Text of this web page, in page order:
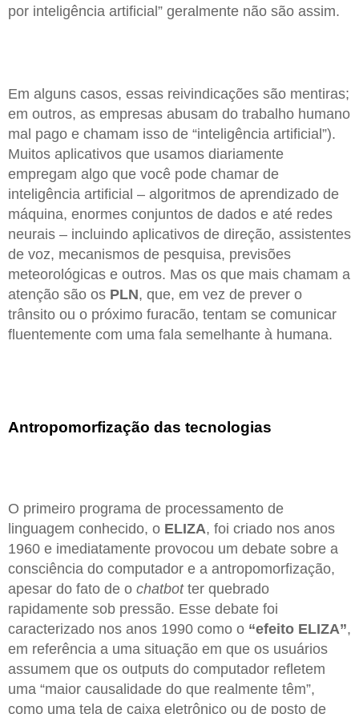
por inteligência artificial” geralmente não são assim.
Em alguns casos, essas reivindicações são mentiras;
em outros, as empresas abusam do trabalho humano
mal pago e chamam isso de “inteligência artificial”).
Muitos aplicativos que usamos diariamente
empregam algo que você pode chamar de
inteligência artificial – algoritmos de aprendizado de
máquina, enormes conjuntos de dados e até redes
neurais – incluindo aplicativos de direção, assistentes
de voz, mecanismos de pesquisa, previsões
meteorológicas e outros. Mas os que mais chamam a
atenção são os PLN, que, em vez de prever o
trânsito ou o próximo furacão, tentam se comunicar
fluentemente com uma fala semelhante à humana.
Antropomorfização das tecnologias
O primeiro programa de processamento de
linguagem conhecido, o ELIZA, foi criado nos anos
1960 e imediatamente provocou um debate sobre a
consciência do computador e a antropomorfização,
apesar do fato de o chatbotter quebrado
rapidamente sob pressão. Esse debate foi
caracterizado nos anos 1990 como o “efeito ELIZA”,
em referência a uma situação em que os usuários
assumem que os outputs do computador refletem
uma “maior causalidade do que realmente têm”,
como uma tela de caixa eletrônico ou de posto de